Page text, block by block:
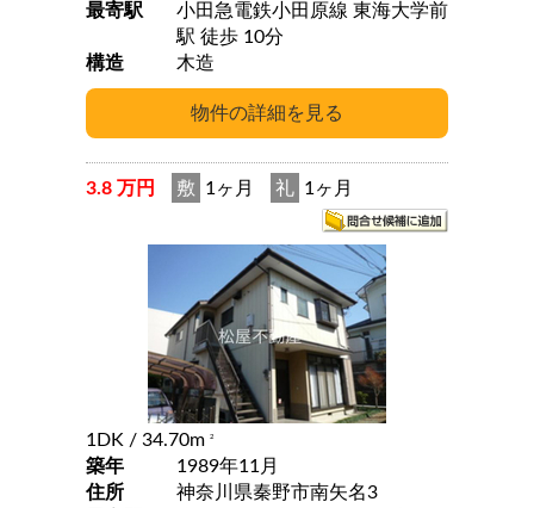
最寄駅
小田急電鉄小田原線 東海大学前
駅 徒歩 10分
構造
木造
3.8 万円 敷 1ヶ月 礼 1ヶ月
1DK / 34.70m 2
築年
1989年11月
住所
神奈川県秦野市南矢名3